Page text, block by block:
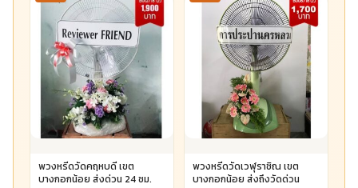
พวงหรีดวัดคฤหบดี เขต
บางกอกน้อย ส่งด่วน 24 ชม.
พวงหรีดวัดเวฬุราชิณ เขต
บางกอกน้อย ส่งถึงวัดด่วน